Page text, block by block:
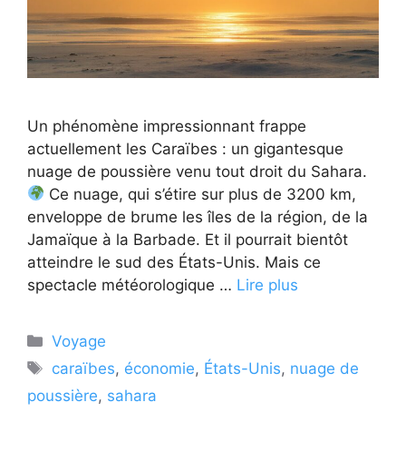
Un phénomène impressionnant frappe
actuellement les Caraïbes : un gigantesque
nuage de poussière venu tout droit du Sahara.
Ce nuage, qui s’étire sur plus de 3200 km,
enveloppe de brume les îles de la région, de la
Jamaïque à la Barbade. Et il pourrait bientôt
atteindre le sud des États-Unis. Mais ce
spectacle météorologique … Lire plus
Catégories
Voyage
Étiquettes
caraïbes, économie, États-Unis, nuage de
poussière, sahara